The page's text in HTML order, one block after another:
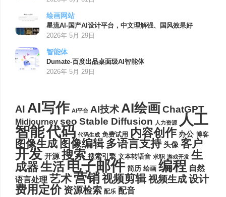
绘画网站
星流AI-国产AI设计平台，中文理解强、国风效果好
2026年 5月 29日
智能体
Dumate-百度出品桌面级AI智能体
2026年 5月 29日
AI AI写作 AI平台 AI技术AI绘画ChatGPT
Midjourney seo Stable Diffusion 人力资源 人工
智能代码 代码生成 免费试用 内容创作 办公 博客
图像生成 图像编辑 多语言支持 头像 客户
开发 开源 搜索 搜索引擎 文本转语音 求职 游戏开发 生
成器生活电子邮件 简历 绘画 编程 自然
语言处理 艺术营销视频剪辑视频生成设计
费用定价 资源检索 配乐 配音